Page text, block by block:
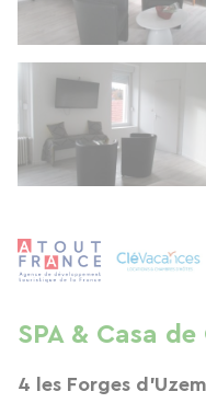
SPA & Casa de
4 les Forges